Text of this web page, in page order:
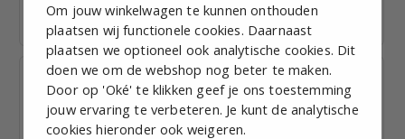
Op voorraad
Stelvoet M16, D = 80mm, L = 100mm,
Roestvaststaal, met montage gaten
€ 12,05excl. BTW p.st.
Om jouw winkelwagen te kunnen onthouden
plaatsen wij functionele cookies. Daarnaast
plaatsen we optioneel ook analytische cookies. Dit
doen we om de webshop nog beter te maken.
Door op 'Oké' te klikken geef je ons toestemming
jouw ervaring te verbeteren. Je kunt de analytische
cookies hieronder ook weigeren.